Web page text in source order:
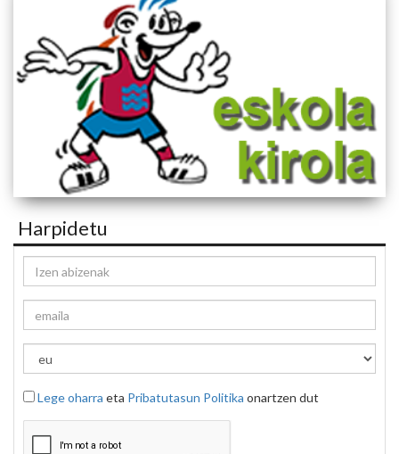
Harpidetu
Lege oharra eta Pribatutasun Politika onartzen dut